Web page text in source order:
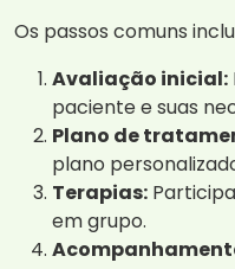
Os passos comuns
Avaliação inicial:
paciente e suas
Plano de
plano
Terapias:
em grupo.